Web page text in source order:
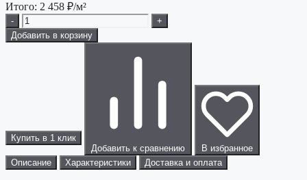
Итого: 2 458 ₽/м²
-
+
Добавить в корзину
Купить в 1 клик
Добавить к сравнению
В избранное
Описание
Характеристики Доставка и оплата